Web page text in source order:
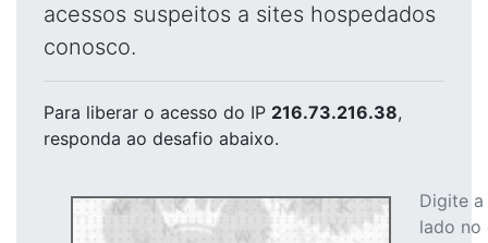
acessos suspeitos a sites hospedados
conosco.
Para liberar o acesso do IP 216.73.216.38,
responda ao desafio abaixo.
Digite
lado no